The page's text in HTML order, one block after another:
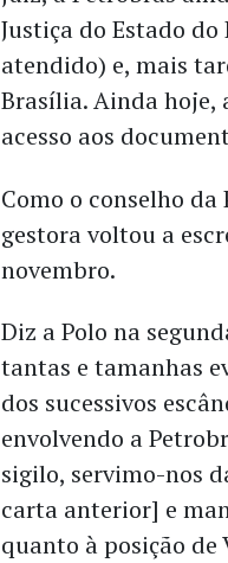
Justiça do Estado
atendido) e, mais
Brasília. Ainda hoje,
acesso aos
Como o conselho
gestora voltou a
novembro.
Diz a Polo na
tantas e tamanhas
dos sucessivos
envolvendo a
sigilo, servimo-nos
carta anterior] e
quanto à posição de